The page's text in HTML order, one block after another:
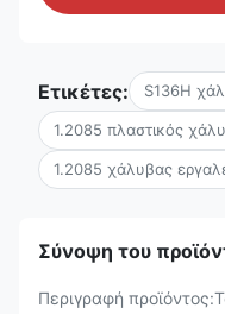
Ετικέτες: S136H
1.2085 πλαστικός
1.2085 χάλυβας
Σύνοψη του
Περιγραφή